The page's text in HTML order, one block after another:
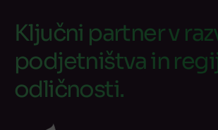
Ključni partner v
podjetništva in
odličnosti.